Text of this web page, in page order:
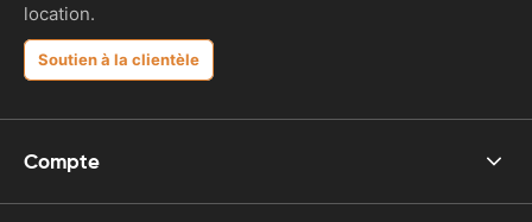
location.
Soutien à la clientèle
Compte